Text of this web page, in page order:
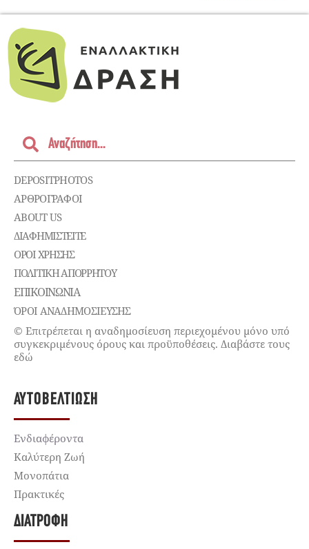
DEPOSITPHOTOS
ΑΡΘΡΟΓΡΑΦΟΙ
ABOUT US
ΔΙΑΦΗΜΙΣΤΕΊΤΕ
ΌΡΟΙ ΧΡΉΣΗΣ
ΠΟΛΙΤΙΚΉ ΑΠΟΡΡΉΤΟΥ
ΕΠΙΚΟΙΝΩΝΊΑ
ΌΡΟΙ ΑΝΑΔΗΜΟΣΙΕΥΣΗΣ
© Επιτρέπεται η αναδημοσίευση περιεχομένου μόνο υπό
συγκεκριμένους όρους και προϋποθέσεις. Διαβάστε τους
εδώ
ΑΥΤΟΒΕΛΤΊΩΣΗ
Ενδιαφέροντα
Καλύτερη Ζωή
Μονοπάτια
Πρακτικές
ΔΙΑΤΡΟΦΉ